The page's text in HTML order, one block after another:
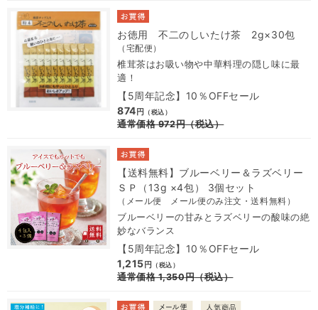
お徳用 不二のしいたけ茶 2g×30包
（宅配便）
椎茸茶はお吸い物や中華料理の隠し味に最
適！
【5周年記念】10％OFFセール
874 円 （税込）
通常価格972円（税込）
【送料無料】ブルーベリー＆ラズベリー
ＳＰ（13g ×4包） 3個セット
（メール便 メール便のみ注文・送料無料）
ブルーベリーの甘みとラズベリーの酸味の絶
妙なバランス
【5周年記念】10％OFFセール
1,215 円 （税込）
通常価格1,350円（税込）